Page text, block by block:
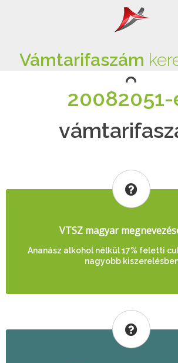
Vámtarifaszám
20082051-
VTSZ magyar
Ananász alkohol nélkül 17% feletti
nagyobb